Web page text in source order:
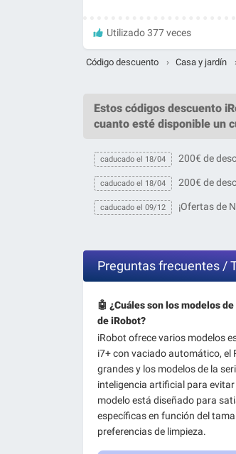
Utilizado 377 veces
Código descuento › Casa y jardín
Estos códigos descuento
cuanto esté disponible un
caducado el 18/04 200€ de
caducado el 18/04 200€ de
caducado el 09/12 ¡Ofertas de
Preguntas frecuentes /
🤖 ¿Cuáles son los modelos
de iRobot?
iRobot ofrece varios modelos
i7+ con vaciado automático, el
grandes y los modelos de la
inteligencia artificial para
modelo está diseñado para
específicas en función del
preferencias de limpieza.